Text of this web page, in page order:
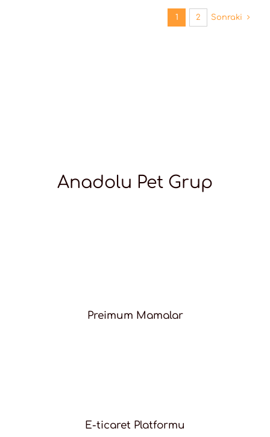
1 2 Sonraki
Anadolu Pet Grup
Preimum Mamalar
E-ticaret Platformu